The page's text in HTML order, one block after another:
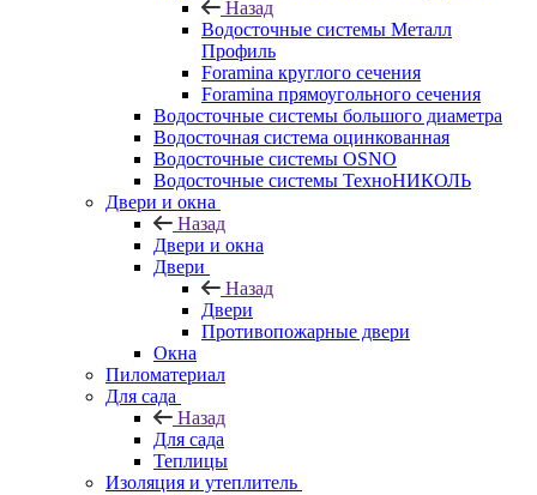
Назад
Водосточные системы Металл
Профиль
Foramina круглого сечения
Foramina прямоугольного сечения
Водосточные системы большого диаметра
Водосточная система оцинкованная
Водосточные системы OSNO
Водосточные системы ТехноНИКОЛЬ
Двери и окна
Назад
Двери и окна
Двери
Назад
Двери
Противопожарные двери
Окна
Пиломатериал
Для сада
Назад
Для сада
Теплицы
Изоляция и утеплитель